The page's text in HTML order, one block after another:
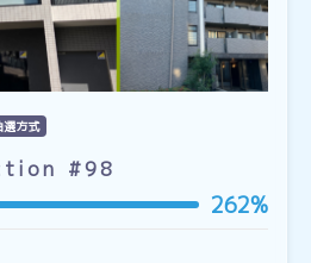
選方式
#98
262%